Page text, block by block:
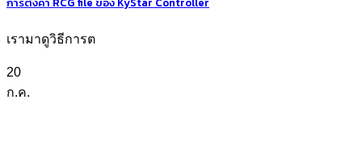
เรามาดูวิธีการต
20
ก.ค.